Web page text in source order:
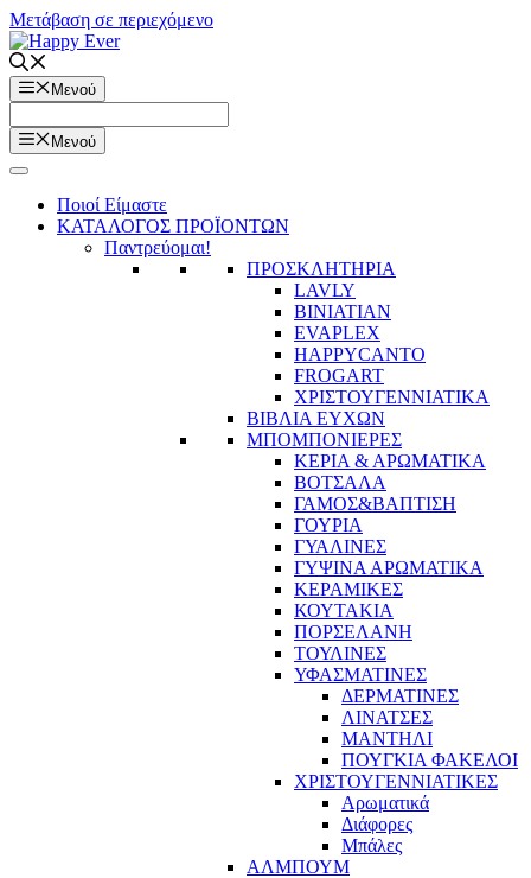
Μετάβαση σε περιεχόμενο
Μενού
Μενού
Ποιοί Είμαστε
ΚΑΤΑΛΟΓΟΣ ΠΡΟΪΟΝΤΩΝ
Παντρεύομαι!
ΠΡΟΣΚΛΗΤΗΡΙΑ
LAVLY
BINIATIAN
EVAPLEX
HAPPYCANTO
FROGART
ΧΡΙΣΤΟΥΓΕΝΝΙΑΤΙΚΑ
ΒΙΒΛΙΑ ΕΥΧΩΝ
ΜΠΟΜΠΟΝΙΕΡΕΣ
ΚΕΡΙΑ & ΑΡΩΜΑΤΙΚΑ
ΒΟΤΣΑΛΑ
ΓΑΜΟΣ&ΒΑΠΤΙΣΗ
ΓΟΥΡΙΑ
ΓΥΑΛΙΝΕΣ
ΓΥΨΙΝΑ ΑΡΩΜΑΤΙΚΑ
ΚΕΡΑΜΙΚΕΣ
ΚΟΥΤΑΚΙΑ
ΠΟΡΣΕΛΑΝΗ
ΤΟΥΛΙΝΕΣ
ΥΦΑΣΜΑΤΙΝΕΣ
ΔΕΡΜΑΤΙΝΕΣ
ΛΙΝΑΤΣΕΣ
ΜΑΝΤΗΛΙ
ΠΟΥΓΚΙΑ ΦΑΚΕΛΟΙ
ΧΡΙΣΤΟΥΓΕΝΝΙΑΤΙΚΕΣ
Αρωματικά
Διάφορες
Μπάλες
ΑΛΜΠΟΥΜ